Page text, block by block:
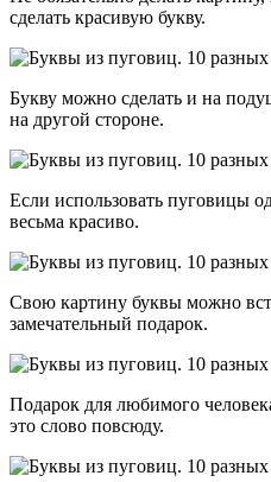
сделать красивую букву.
Букву можно сделать и на
на другой стороне.
Если использовать пуговицы
весьма красиво.
Свою картину буквы можно
замечательный подарок.
Подарок для любимого
это слово повсюду.